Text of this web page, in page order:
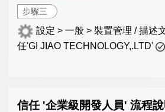
步驟三
設定 > 一般 > 裝置管理 / 描述
任'GI JIAO TECHNOLOGY,.LTD'
信任 '企業級開發人員' 流程說